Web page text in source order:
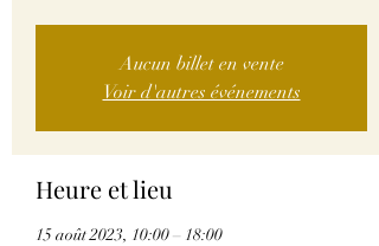
Aucun billet en vente
Voir d'autres événements
Heure et lieu
15 août 2023, 10:00 – 18:00